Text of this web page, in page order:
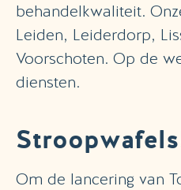
behandelkwaliteit.
Leiden, Leiderdorp,
Voorschoten. Op de
diensten.
Om de lancering van